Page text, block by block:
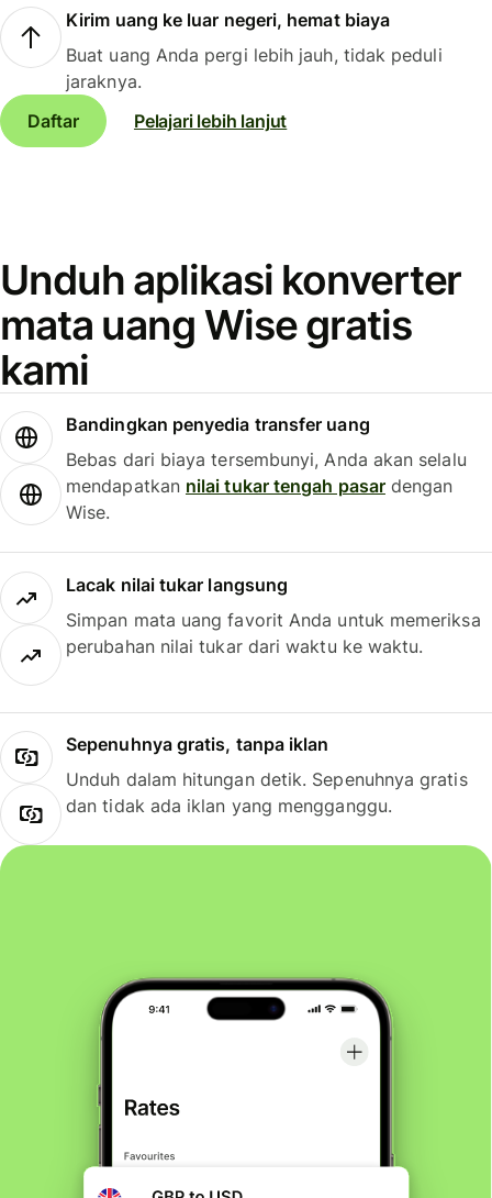
Kirim uang ke luar negeri, hemat biaya
Buat uang Anda pergi lebih jauh, tidak peduli
jaraknya.
Daftar
Pelajari lebih lanjut
Unduh aplikasi konverter
mata uang Wise gratis
kami
Bandingkan penyedia transfer uang
Bebas dari biaya tersembunyi, Anda akan selalu
mendapatkan nilai tukar tengah pasardengan
Wise.
Lacak nilai tukar langsung
Simpan mata uang favorit Anda untuk memeriksa
perubahan nilai tukar dari waktu ke waktu.
Sepenuhnya gratis, tanpa iklan
Unduh dalam hitungan detik. Sepenuhnya gratis
dan tidak ada iklan yang mengganggu.